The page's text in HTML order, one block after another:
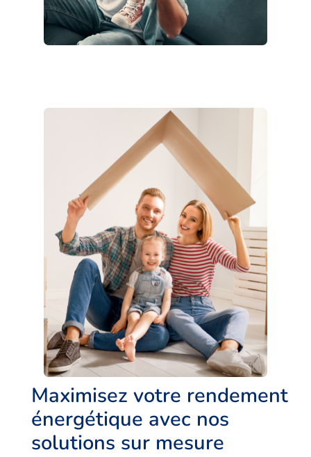
Maximisez votre rendement
énergétique avec nos
solutions sur mesure